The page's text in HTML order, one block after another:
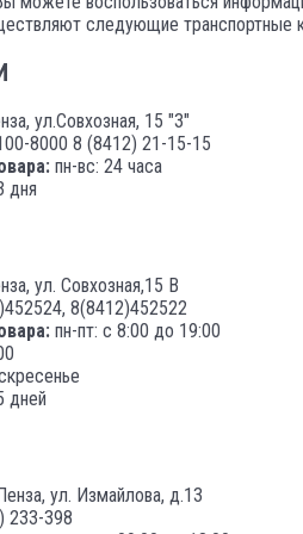
следующие транспортные
ул.Совхозная, 15 "З"
8000 8 (8412) 21-15-15
пн-вс: 24 часа
дня
ул. Совхозная,15 В
8(8412)452522
пн-пт: с 8:00 до 19:00
дней
ул. Измайлова, д.13
233-398